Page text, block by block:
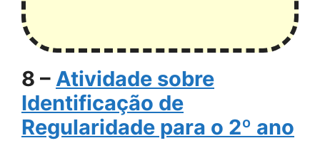
8 – Atividade sobre
Identificação de
Regularidade para o 2º ano